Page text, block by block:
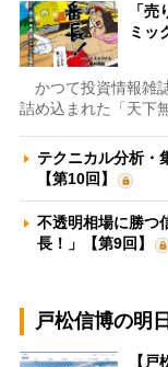
「
ミッ
かつて投資情報雑
詰め込まれた「天下
テクニカル分析・
【第10回】
不透明相場に勝
長！」【第9回】
戸松信博の明
【